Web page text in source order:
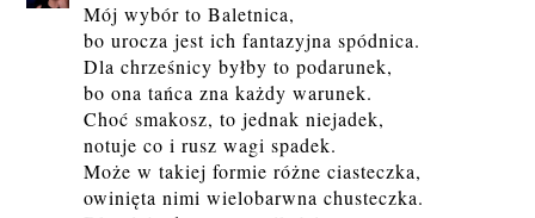
Mój wybór to Baletnica,
bo urocza jest ich fantazyjna spódnica.
Dla chrześnicy byłby to podarunek,
bo ona tańca zna każdy warunek.
Choć smakosz, to jednak niejadek,
notuje co i rusz wagi spadek.
Może w takiej formie różne ciasteczka,
owinięta nimi wielobarwna chusteczka.